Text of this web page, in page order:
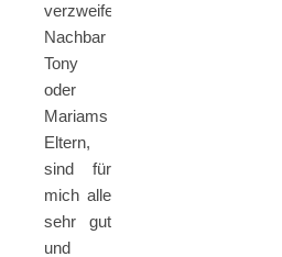
verzweifelte
Nachbar
Tony
oder
Mariams
Eltern,
sind für
mich alle
sehr gut
und